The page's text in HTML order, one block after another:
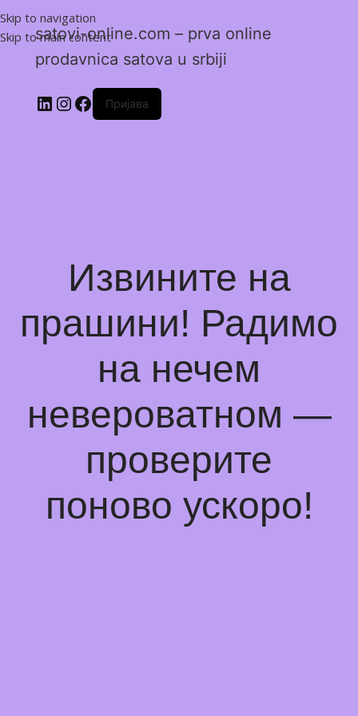
Skip to navigation
Skip to main content
satovi-online.com – prva online
prodavnica satova u srbiji
Пријава
Извините на
прашини! Радимо
на нечем
невероватном —
проверите
поново ускоро!